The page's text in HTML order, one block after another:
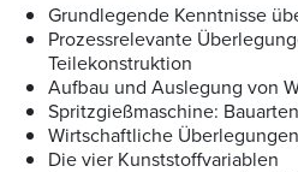
Grundlegende Kenntnisse
Prozessrelevante
Teilekonstruktion
Aufbau und Auslegung von
Spritzgießmaschine:
Wirtschaftliche
Die vier Kunststoffvariablen